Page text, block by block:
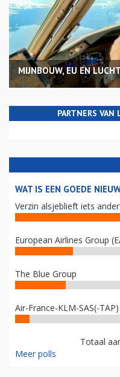
MIJNBOUW, EU EN
PARTNERS VAN
WAT IS EEN GOEDE
Verzin alsjeblieft iets
European Airlines Group
The Blue Group
Air-France-KLM-SAS(-TAP)
Totaal
Meer polls